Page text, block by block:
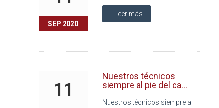
SEP 2020
... Leer más.
11
Nuestros técnicos
siempre al pie del ca...
Nuestros técnicos siempre al